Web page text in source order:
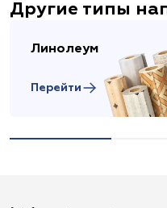
Другие типы
Линолеум
Перейти